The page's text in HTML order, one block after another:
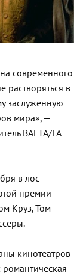
современного
растворяться в
заслуженную
мира», —
BAFTA/LA
в лос-
премии
Круз, Том
кинотеатров